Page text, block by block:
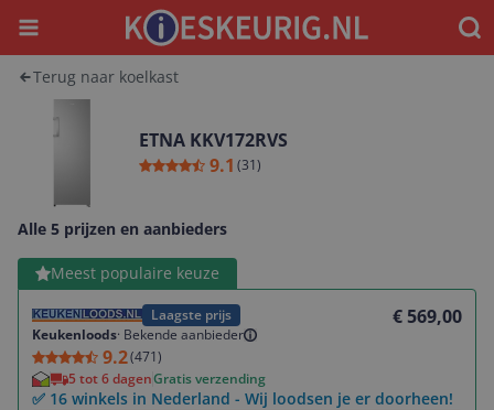
Menu
Terug naar koelkast
ETNA KKV172RVS
9.1 (31)
Alle 5 prijzen en aanbieders
Meest populaire keuze
Laagste prijs
Keukenloods· Bekende aanbieder
9.2(471)
€ 569,00
5 tot 6 dagenGratis verzending
✅ 16 winkels in Nederland - Wij loodsen je er doorheen!
Bekijk product